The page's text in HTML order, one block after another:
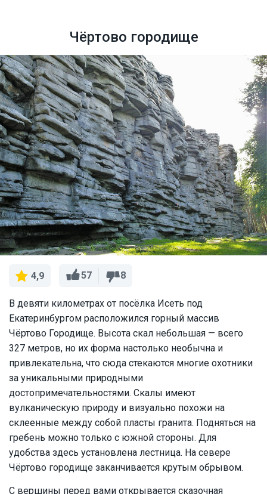
Чёртово городище
4,9 57 8
В девяти километрах от посёлка Исеть под
Екатеринбургом расположился горный массив
Чёртово Городище. Высота скал небольшая — всего
327 метров, но их форма настолько необычна и
привлекательна, что сюда стекаются многие охотники
за уникальными природными
достопримечательностями. Скалы имеют
вулканическую природу и визуально похожи на
склеенные между собой пласты гранита. Подняться на
гребень можно только с южной стороны. Для
удобства здесь установлена лестница. На севере
Чёртово городище заканчивается крутым обрывом.
С вершины перед вами открывается сказочная